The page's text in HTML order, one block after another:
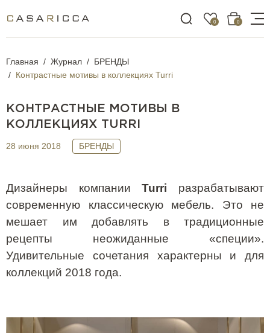
0 0
Главная Журнал
БРЕНДЫ
Контрастные мотивы в коллекциях Turri
КОНТРАСТНЫЕ МОТИВЫ В
КОЛЛЕКЦИЯХ TURRI
28 июня 2018 БРЕНДЫ
Дизайнеры компанииTurri
разрабатывают
современную классическую мебель. Это не
мешает им добавлять в традиционные
рецепты неожиданные «специи».
Удивительные сочетания характерны и для
коллекций 2018 года.